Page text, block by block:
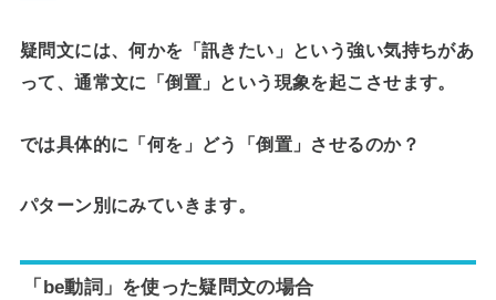
疑問文には、何かを「訊きたい」という強い気持ちがあ
って、通常文に「倒置」という現象を起こさせます。
では具体的に「何を」どう「倒置」させるのか？
パターン別にみていきます。
「be動詞」を使った疑問文の場合